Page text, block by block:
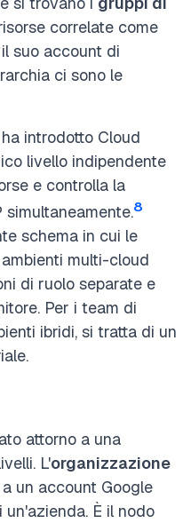
correlate come
suo account di
ci sono le
introdotto Cloud
livello indipendente
e controlla la
simultaneamente.8
schema in cui le
multi-cloud
di ruolo separate e
Per i team di
ibridi, si tratta di un
attorno a una
L'organizzazione
un account Google
È il nodo